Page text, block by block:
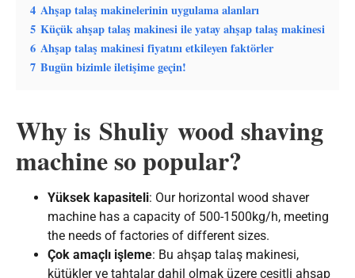
4 Ahşap talaş makinelerinin uygulama alanları
5 Küçük ahşap talaş makinesi ile yatay ahşap talaş makinesi
6 Ahşap talaş makinesi fiyatını etkileyen faktörler
7 Bugün bizimle iletişime geçin!
Why is Shuliy wood shaving
machine so popular?
Yüksek kapasiteli: Our horizontal wood shaver
machine has a capacity of 500-1500kg/h, meeting
the needs of factories of different sizes.
Çok amaçlı işleme: Bu ahşap talaş makinesi,
kütükler ve tahtalar dahil olmak üzere çeşitli ahşap